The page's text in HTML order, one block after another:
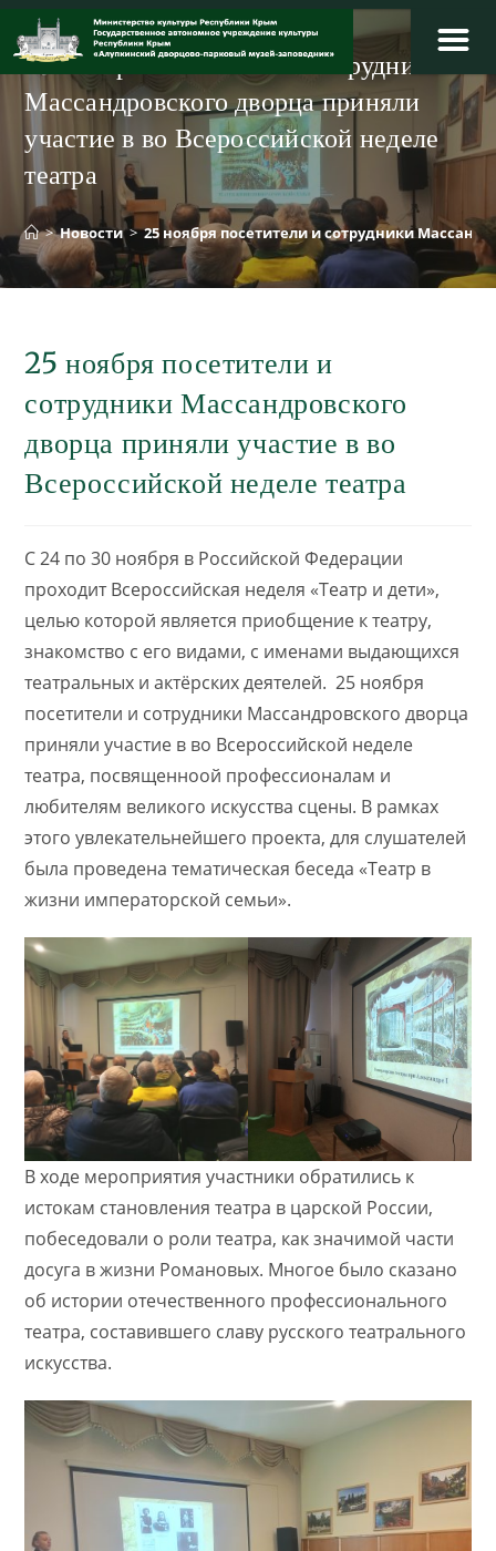
Перейти
содержимому
25 ноября посетители и сотрудники
Массандровского дворца приняли
участие в во Всероссийской неделе
театра
> Новости > 25 ноября посетители и сотрудники
25 ноября посетители и
сотрудники Массандровского
дворца приняли участие в во
Всероссийской неделе театра
С 24 по 30 ноября в Российской Федерации
проходит Всероссийская неделя «Театр и дети»,
целью которой является приобщение к театру,
знакомство с его видами, с именами выдающихся
театральных и актёрских деятелей. 25 ноября
посетители и сотрудники Массандровского дворца
приняли участие в во Всероссийской неделе
театра, посвященноой профессионалам и
любителям великого искусства сцены. В рамках
этого увлекательнейшего проекта, для слушателей
была проведена тематическая беседа «Театр в
жизни императорской семьи».
В ходе мероприятия участники обратились к
истокам становления театра в царской России,
побеседовали о роли театра, как значимой части
досуга в жизни Романовых. Многое было сказано
об истории отечественного профессионального
театра, составившего славу русского театрального
искусства.